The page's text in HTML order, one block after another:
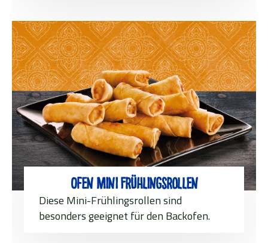
Ofen Mini Frühlingsrollen
Diese Mini-Frühlingsrollen sind
besonders geeignet für den Backofen.